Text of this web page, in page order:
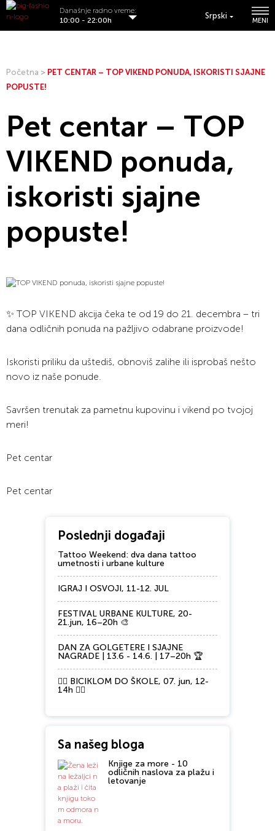
Srpski
MENI
Današnje radno vreme:
10:00 - 22:00h
Početna > PET CENTAR – TOP VIKEND PONUDA, ISKORISTI SJAJNE
POPUSTE!
Pet centar – TOP
VIKEND ponuda,
iskoristi sjajne
popuste!
✨ TOP VIKEND akcija čeka te od 19 do 21. decembra – tri
dana odličnih ponuda na pažljivo odabrane proizvode!
Iskoristi priliku da uštediš, obnoviš zalihe ili isprobaš nešto
novo iz naše ponude.
Savršen trenutak za pametnu kupovinu i vikend po tvojoj
meri!
Pet centar
Pet centar
Poslednji događaji
Tattoo Weekend: dva dana tattoo
umetnosti i urbane kulture
IGRAJ I OSVOJI, 11-12. JUL
FESTIVAL URBANE KULTURE, 20-
21.jun, 16–20h 🎨
DAN ZA GOLGETERE I SJAJNE
NAGRADE | 13.6 - 14.6. | 17–20h 🏆
🚴‍♂️ BICIKLOM DO ŠKOLE, 07. jun, 12-
14h 🚴‍♀️
Sa našeg bloga
Knjige za more - 10
odličnih naslova za plažu i
letovanje